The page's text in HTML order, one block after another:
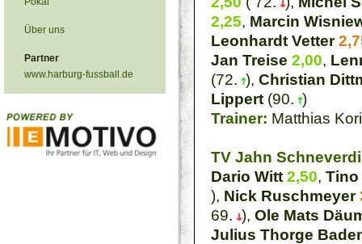
Über uns
Partner
www.harburg-fussball.de
2,25, Marcin
Leonhardt Vetter
Jan Treise 2,00,
(72. ), Christian
Lippert (90. )
Trainer: Matthias
TV Jahn
Dario Witt 2,50,
), Nick Ruschmeyer
69. ), Ole Mats
Julius Thorge